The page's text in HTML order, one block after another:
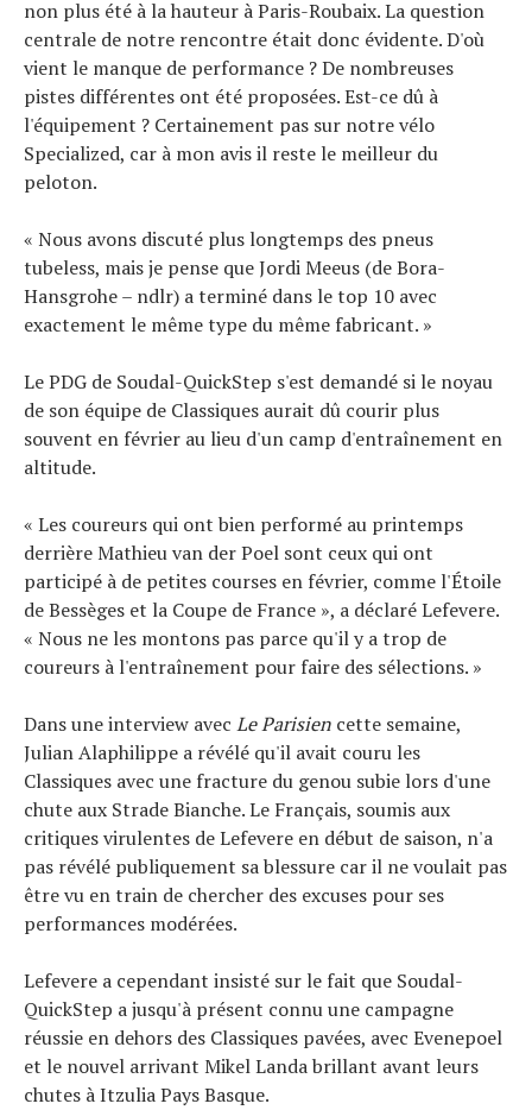
non plus été à la hauteur à Paris-Roubaix. La question
centrale de notre rencontre était donc évidente. D'où
vient le manque de performance ? De nombreuses
pistes différentes ont été proposées. Est-ce dû à
l'équipement ? Certainement pas sur notre vélo
Specialized, car à mon avis il reste le meilleur du
peloton.
« Nous avons discuté plus longtemps des pneus
tubeless, mais je pense que Jordi Meeus (de Bora-
Hansgrohe – ndlr) a terminé dans le top 10 avec
exactement le même type du même fabricant. »
Le PDG de Soudal-QuickStep s'est demandé si le noyau
de son équipe de Classiques aurait dû courir plus
souvent en février au lieu d'un camp d'entraînement en
altitude.
« Les coureurs qui ont bien performé au printemps
derrière Mathieu van der Poel sont ceux qui ont
participé à de petites courses en février, comme l'Étoile
de Bessèges et la Coupe de France », a déclaré Lefevere.
« Nous ne les montons pas parce qu'il y a trop de
coureurs à l'entraînement pour faire des sélections. »
Dans une interview avec Le Parisien cette semaine,
Julian Alaphilippe a révélé qu'il avait couru les
Classiques avec une fracture du genou subie lors d'une
chute aux Strade Bianche. Le Français, soumis aux
critiques virulentes de Lefevere en début de saison, n'a
pas révélé publiquement sa blessure car il ne voulait pas
être vu en train de chercher des excuses pour ses
performances modérées.
Lefevere a cependant insisté sur le fait que Soudal-
QuickStep a jusqu'à présent connu une campagne
réussie en dehors des Classiques pavées, avec Evenepoel
et le nouvel arrivant Mikel Landa brillant avant leurs
chutes à Itzulia Pays Basque.